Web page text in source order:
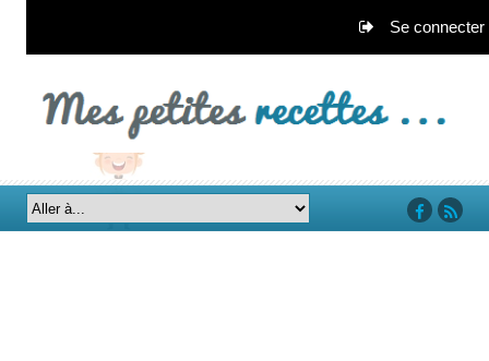
Se connecter